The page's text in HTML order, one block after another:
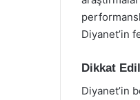
Diyanet’in
Dikkat
Diyanet’in